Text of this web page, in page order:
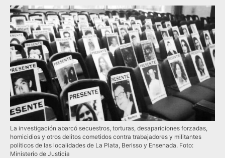
La investigación abarcó secuestros, torturas, desapariciones forzadas,
homicidios y otros delitos cometidos contra trabajadores y militantes
políticos de las localidades de La Plata, Berisso y Ensenada. Foto:
Ministerio de Justicia